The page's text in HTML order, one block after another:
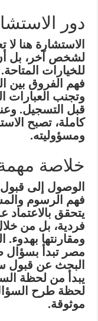
دور
الاستشارة هنا
لشخص آخر، بل
للخيارات
فهم الفروق بين
وتجنب العبارات
قبل التسجيل.
كاملة، تصبح
ومسؤوليته.
خلاصة
الوصول إلى
فهم الرسوم
يتحقق بالاعتماد
فردية، بل من
ومقارنتها بهدوء.
مصر تبدأ بسؤال
البحث عن قبول
يبدأ من لحظة
لحظة طرح
موثوقة.